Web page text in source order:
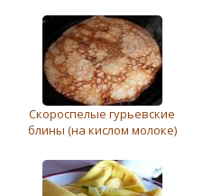
Скороспелые гурьевские
блины (на кислом молоке)